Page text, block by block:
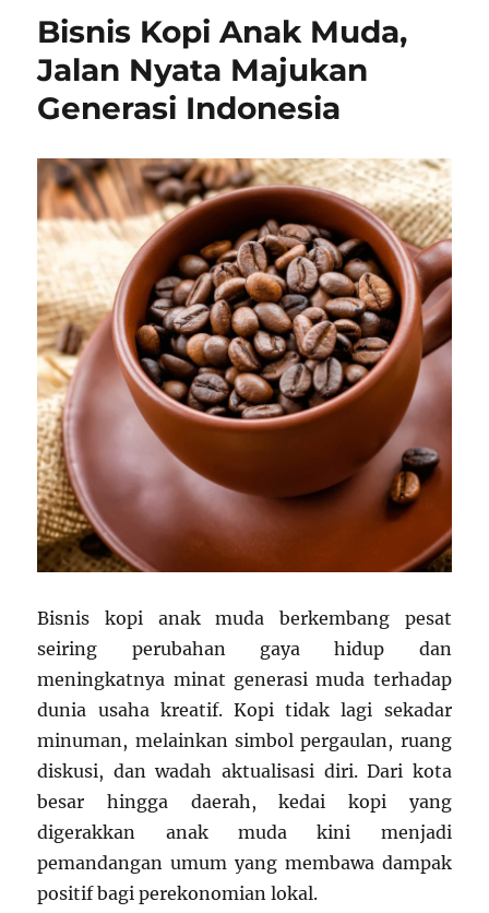
dan
Bisnis Kopi Anak Muda,
Jalan Nyata Majukan
Generasi Indonesia
Bisnis kopi anak muda berkembang pesat
seiring perubahan gaya hidup dan
meningkatnya minat generasi muda terhadap
dunia usaha kreatif. Kopi tidak lagi sekadar
minuman, melainkan simbol pergaulan, ruang
diskusi, dan wadah aktualisasi diri. Dari kota
besar hingga daerah, kedai kopi yang
digerakkan anak muda kini menjadi
pemandangan umum yang membawa dampak
positif bagi perekonomian lokal.